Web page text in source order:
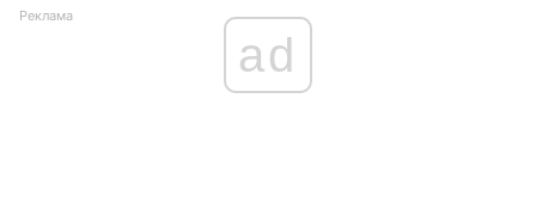
Реклама
ad